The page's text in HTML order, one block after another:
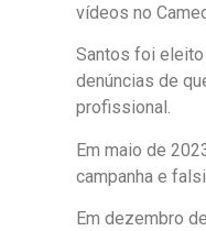
vídeos no
Santos foi eleito
denúncias de
profissional.
Em maio de
campanha e
Em dezembro